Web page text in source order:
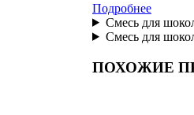
Подробнее
Смесь для
Смесь для
ПОХОЖИЕ